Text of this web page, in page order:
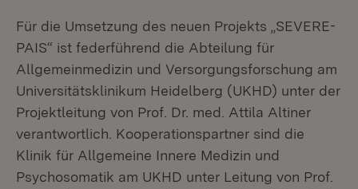
Für die Umsetzung des neuen Projekts „SEVERE-
PAIS“ ist federführend die Abteilung für
Allgemeinmedizin und Versorgungsforschung am
Universitätsklinikum Heidelberg (UKHD) unter der
Projektleitung von Prof. Dr. med. Attila Altiner
verantwortlich. Kooperationspartner sind die
Klinik für Allgemeine Innere Medizin und
Psychosomatik am UKHD unter Leitung von Prof.